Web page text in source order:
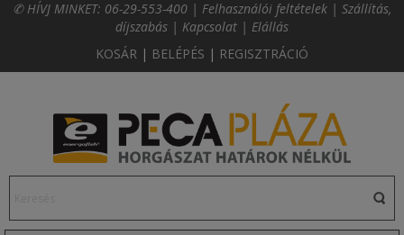
✆ HÍVJ MINKET: 06-29-553-400 | Felhasználói feltételek | Szállítás,
díjszabás | Kapcsolat | Elállás
KOSÁR | BELÉPÉS | REGISZTRÁCIÓ